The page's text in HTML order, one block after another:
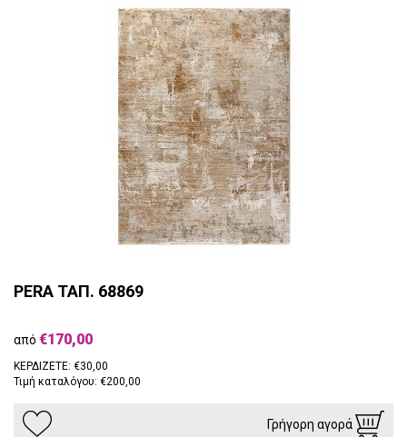
PERA ΤΑΠ. 68869
από €170,00
ΚΕΡΔΙΖΕΤΕ: €30,00
Τιμή καταλόγου: €200,00
Γρήγορη αγορά